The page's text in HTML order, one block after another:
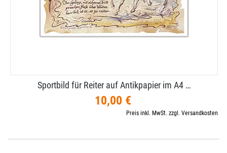
Sportbild für Reiter auf Antikpapier im A4 …
10,00 €
Preis inkl. MwSt. zzgl. Versandkosten